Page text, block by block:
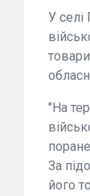
У селі
"На
За
його